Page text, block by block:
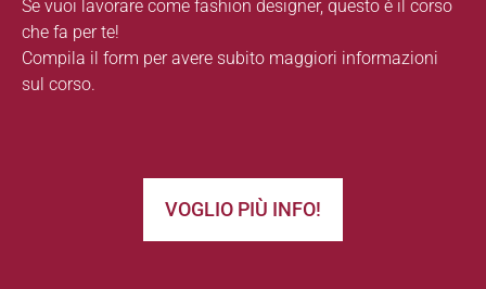
Se vuoi lavorare come fashion designer, questo è il corso
che fa per te!
Compila il form per avere subito maggiori informazioni
sul corso.
VOGLIO PIÙ INFO!